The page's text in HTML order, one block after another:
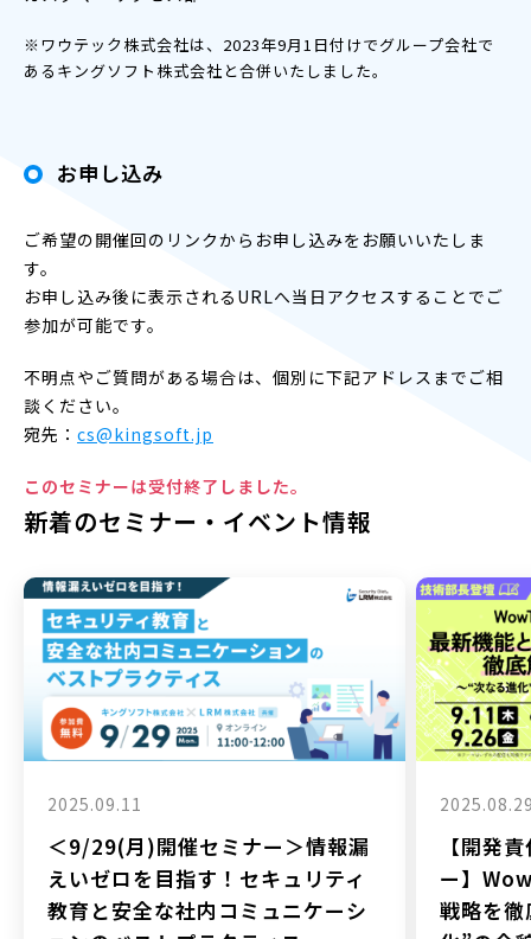
※ワウテック株式会社は、2023年9月1日付けでグループ会社で
あるキングソフト株式会社と合併いたしました。
お申し込み
ご希望の開催回のリンクからお申し込みをお願いいたしま
す。
お申し込み後に表示されるURLへ当日アクセスすることでご
参加が可能です。
不明点やご質問がある場合は、個別に下記アドレスまでご相
談ください。
宛先： cs@kingsoft.jp
このセミナーは受付終了しました。
新着のセミナー・イベント情報
2025.09.11
＜9/29(月)開催セミナー＞情報漏
えいゼロを目指す！セキュリティ
教育と安全な社内コミュニケーシ
【開発
ー】
戦略を